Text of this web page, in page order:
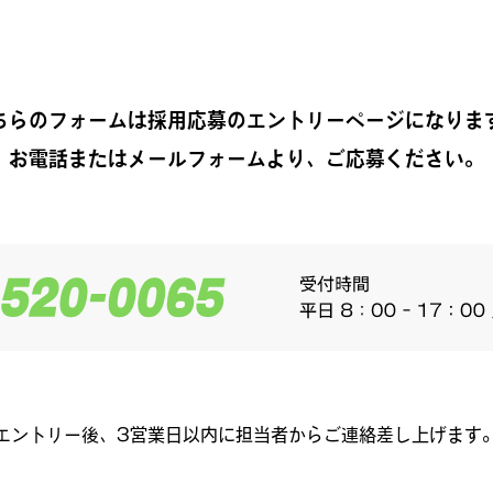
らのフォームは採用応募のエントリーページになりま
お電話またはメールフォームより、ご応募ください。
ントリー後、3営業日以内に担当者からご連絡差し上げます